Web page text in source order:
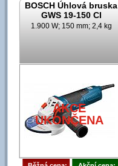
BOSCH Úhlová bruska
GWS 19-150 CI
1.900 W; 150 mm; 2,4 kg
AKCE
UKONČENA